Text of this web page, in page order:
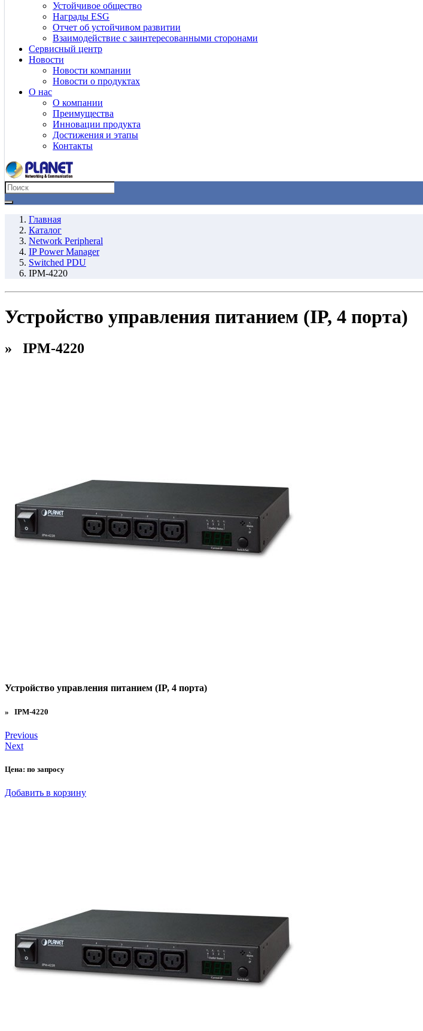
Устойчивое общество
Награды ESG
Отчет об устойчивом развитии
Взаимодействие с заинтересованными сторонами
Сервисный центр
Новости
Новости компании
Новости о продуктах
О нас
О компании
Преимущества
Инновации продукта
Достижения и этапы
Контакты
Главная
Каталог
Network Peripheral
IP Power Manager
Switched PDU
IPM-4220
Устройство управления питанием (IP, 4 порта)
» IPM-4220
Устройство управления питанием (IP, 4 порта)
» IPM-4220
Previous
Next
Цена: по запросу
Добавить в корзину